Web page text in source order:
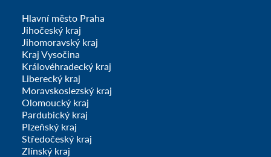
Hlavní město Praha
Jihočeský kraj
Jihomoravský kraj
Kraj Vysočina
Královéhradecký kraj
Liberecký kraj
Moravskoslezský kraj
Olomoucký kraj
Pardubický kraj
Plzeňský kraj
Středočeský kraj
Zlínský kraj